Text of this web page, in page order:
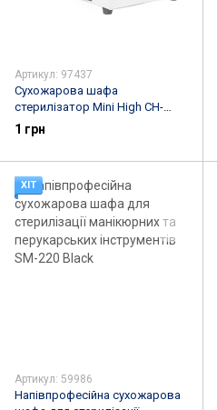
Артикул: 97437
Сухожарова шафа
стерилізатор Mini High CH-
360T
1 грн
ХІТ
Артикул: 59986
Напівпрофесійна сухожарова